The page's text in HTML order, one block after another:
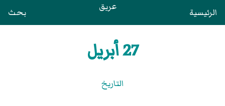
الرئيسية عريق بحث
27 أبريل
التاريخ